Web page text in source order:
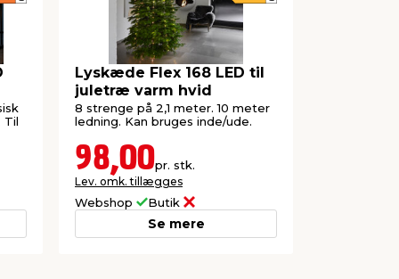
Til
Lyskæde Flex 168 LED til
juletræ varm hvid
8 strenge på 2,1 meter. 10 meter
ledning. Kan bruges inde/ude.
98,00pr. stk.
Lev. omk. tillægges
Webshop Butik
Se mere